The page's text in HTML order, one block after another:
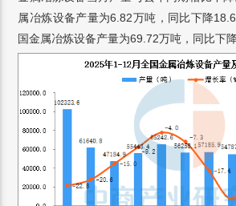
属冶炼设备产量为6.82万吨，同比下降
国金属冶炼设备产量为69.72万吨，同比下降